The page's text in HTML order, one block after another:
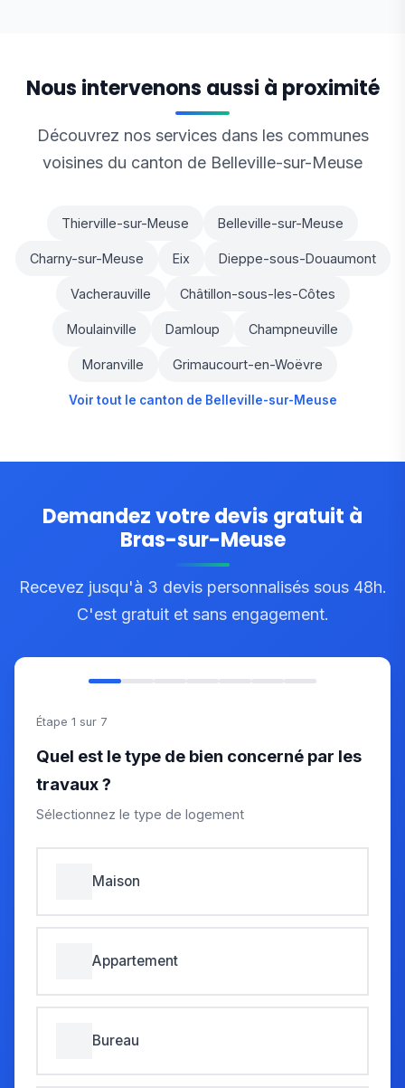
Nous intervenons aussi à proximité
Découvrez nos services dans les communes
voisines du canton de Belleville-sur-Meuse
Thierville-sur-Meuse Belleville-sur-Meuse
Charny-sur-Meuse Eix Dieppe-sous-Douaumont
Vacherauville Châtillon-sous-les-Côtes
Moulainville Damloup Champneuville
Moranville Grimaucourt-en-Woëvre
Voir tout le canton de Belleville-sur-Meuse
Demandez votre devis gratuit à
Bras-sur-Meuse
Recevez jusqu'à 3 devis personnalisés sous 48h.
C'est gratuit et sans engagement.
Étape 1 sur 7
Quel est le type de bien concerné par les
travaux ?
Sélectionnez le type de logement
Maison
Appartement
Bureau